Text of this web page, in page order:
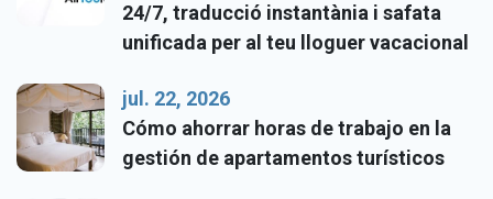
24/7, traducció instantània i safata
unificada per al teu lloguer vacacional
jul. 22, 2026
Cómo ahorrar horas de trabajo en la
gestión de apartamentos turísticos